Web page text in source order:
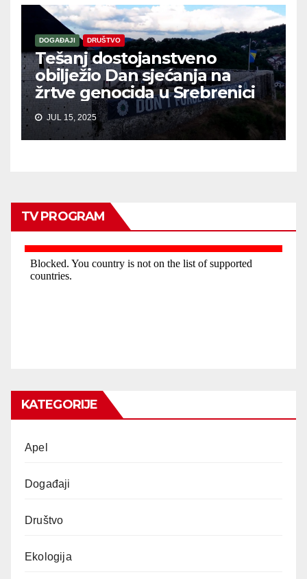
DOGAĐAJI DRUŠTVO
Tešanj dostojanstveno
obilježio Dan sjećanja na
žrtve genocida u Srebrenici
JUL 15, 2025
TV PROGRAM
KATEGORIJE
Apel
Događaji
Društvo
Ekologija